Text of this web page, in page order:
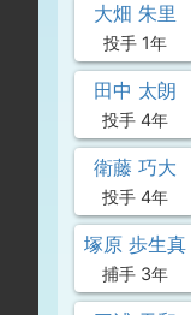
大畑 朱里
投手 1年
田中 太朗
投手 4年
衛藤 巧大
投手 4年
塚原 歩生真
捕手 3年